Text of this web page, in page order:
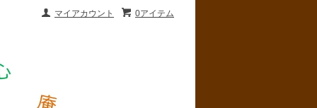
0アイテム
マイアカウント